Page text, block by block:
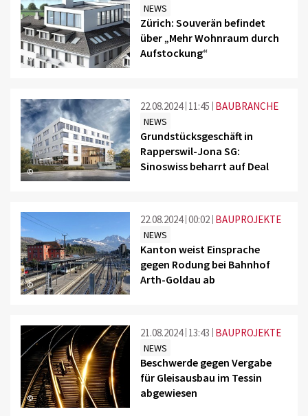
©
NEWS
Zürich: Souverän befindet
über „Mehr Wohnraum durch
Aufstockung“
©
22.08.2024 11:45 BAUBRANCHE
NEWS
Grundstücksgeschäft in
Rapperswil-Jona SG:
Sinoswiss beharrt auf Deal
©
22.08.2024 00:02 BAUPROJEKTE
NEWS
Kanton weist Einsprache
gegen Rodung bei Bahnhof
Arth-Goldau ab
©
21.08.2024 13:43 BAUPROJEKTE
NEWS
Beschwerde gegen Vergabe
für Gleisausbau im Tessin
abgewiesen